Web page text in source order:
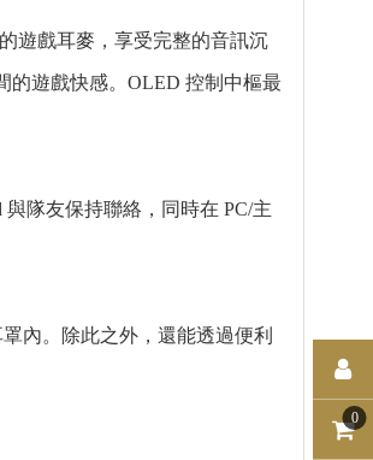
遊戲耳麥，享受完整的音訊沉
的遊戲快感。OLED 控制中樞最
與隊友保持聯絡，同時在 PC/主
內。除此之外，還能透過便利
0